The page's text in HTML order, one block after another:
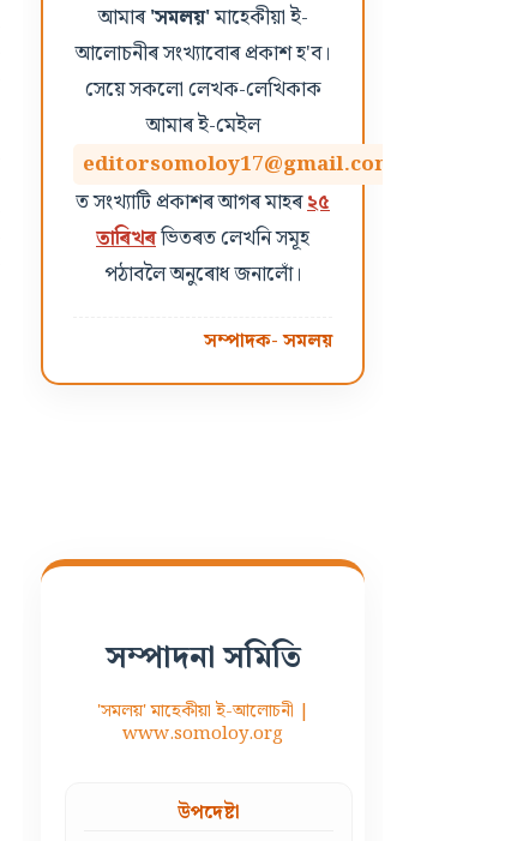
আমাৰ'সমলয়'মাহেকীয়া ই-
আলোচনীৰ সংখ্যাবোৰ প্ৰকাশ হ'ব।
সেয়ে সকলো লেখক-লেখিকাক
আমাৰ ই-মেইল
editorsomoloy17@gmail.com
ত সংখ্যাটি প্ৰকাশৰ আগৰ মাহৰ২৫
তাৰিখৰভিতৰত লেখনি সমূহ
পঠাবলৈ অনুৰোধ জনালোঁ।
সম্পাদক- সমলয়
সম্পাদনা সমিতি
'সমলয়' মাহেকীয়া ই-আলোচনী |
www.somoloy.org
উপদেষ্টা